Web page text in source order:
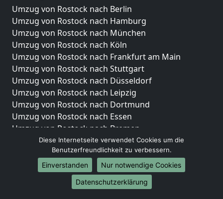
Umzug von Rostock nach Berlin
Umzug von Rostock nach Hamburg
Umzug von Rostock nach München
Umzug von Rostock nach Köln
Umzug von Rostock nach Frankfurt am Main
Umzug von Rostock nach Stuttgart
Umzug von Rostock nach Düsseldorf
Umzug von Rostock nach Leipzig
Umzug von Rostock nach Dortmund
Umzug von Rostock nach Essen
Umzug von Rostock nach Bremen
Umzug von Rostock nach Dresden
Umzug von Rostock nach Hannover
Umzug von Rostock nach Nürnberg
Umzug von Rostock nach Duisburg
Umzug von Rostock nach Bochum
Diese Internetseite verwendet Cookies um die
Benutzerfreundlichkeit zu verbessern.
Einverstanden
Nur notwendige Cookies
Datenschutzerklärung